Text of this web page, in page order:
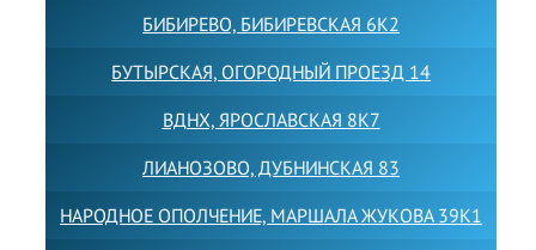
БИБИРЕВО, БИБИРЕВСКАЯ 6К2
БУТЫРСКАЯ, ОГОРОДНЫЙ ПРОЕЗД 14
ВДНХ, ЯРОСЛАВСКАЯ 8К7
ЛИАНОЗОВО, ДУБНИНСКАЯ 83
НАРОДНОЕ ОПОЛЧЕНИЕ, МАРШАЛА ЖУКОВА 39К1